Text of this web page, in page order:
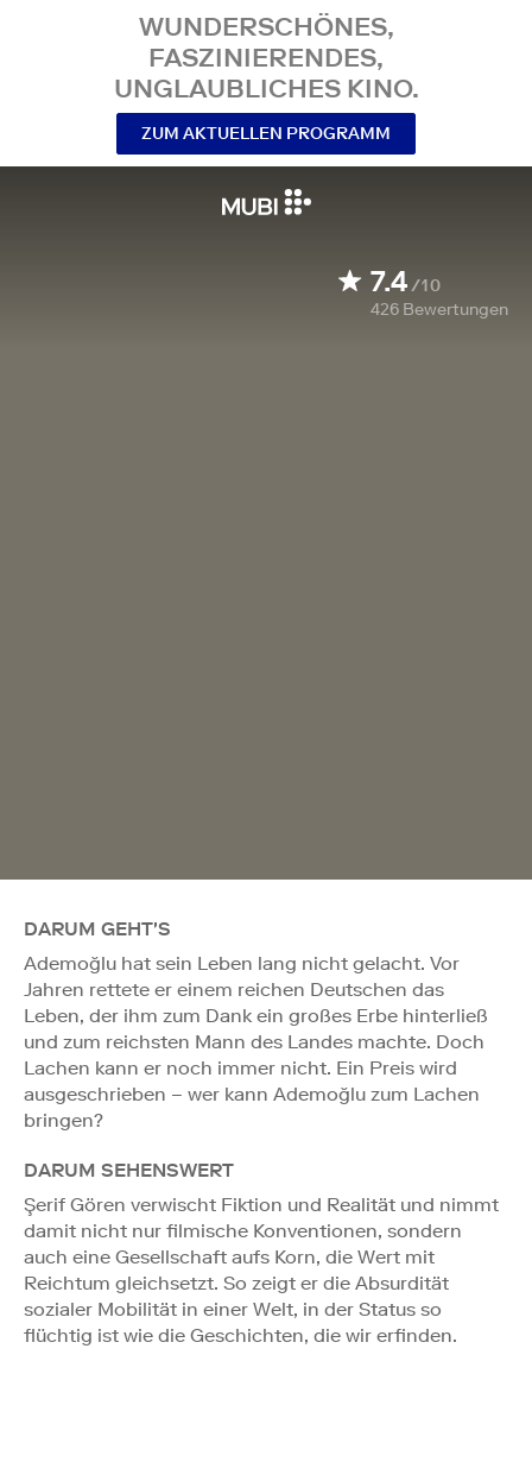
WUNDERSCHÖNES,
FASZINIERENDES,
UNGLAUBLICHES KINO.
ZUM AKTUELLEN PROGRAMM
7.4/10
426 Bewertungen
DARUM GEHT'S
Ademoğlu hat sein Leben lang nicht gelacht. Vor
Jahren rettete er einem reichen Deutschen das
Leben, der ihm zum Dank ein großes Erbe hinterließ
und zum reichsten Mann des Landes machte. Doch
Lachen kann er noch immer nicht. Ein Preis wird
ausgeschrieben – wer kann Ademoğlu zum Lachen
bringen?
DARUM SEHENSWERT
Şerif Gören verwischt Fiktion und Realität und nimmt
damit nicht nur filmische Konventionen, sondern
auch eine Gesellschaft aufs Korn, die Wert mit
Reichtum gleichsetzt. So zeigt er die Absurdität
sozialer Mobilität in einer Welt, in der Status so
flüchtig ist wie die Geschichten, die wir erfinden.